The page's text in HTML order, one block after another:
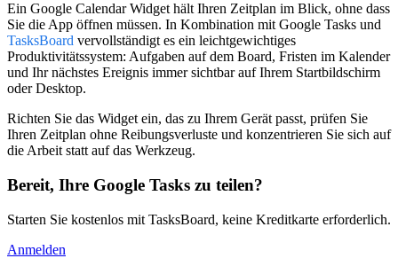
Ein Google Calendar Widget hält Ihren Zeitplan im Blick, ohne dass
Sie die App öffnen müssen. In Kombination mit Google Tasks und
TasksBoard vervollständigt es ein leichtgewichtiges
Produktivitätssystem: Aufgaben auf dem Board, Fristen im Kalender
und Ihr nächstes Ereignis immer sichtbar auf Ihrem Startbildschirm
oder Desktop.
Richten Sie das Widget ein, das zu Ihrem Gerät passt, prüfen Sie
Ihren Zeitplan ohne Reibungsverluste und konzentrieren Sie sich auf
die Arbeit statt auf das Werkzeug.
Bereit, Ihre Google Tasks zu teilen?
Starten Sie kostenlos mit TasksBoard, keine Kreditkarte erforderlich.
Anmelden